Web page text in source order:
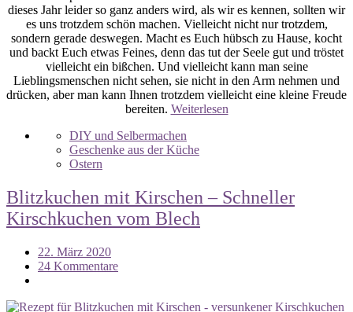
dieses Jahr leider so ganz anders wird, als wir es kennen, sollten wir
es uns trotzdem schön machen. Vielleicht nicht nur trotzdem,
sondern gerade deswegen. Macht es Euch hübsch zu Hause, kocht
und backt Euch etwas Feines, denn das tut der Seele gut und tröstet
vielleicht ein bißchen. Und vielleicht kann man seine
Lieblingsmenschen nicht sehen, sie nicht in den Arm nehmen und
drücken, aber man kann Ihnen trotzdem vielleicht eine kleine Freude
bereiten. Weiterlesen
DIY und Selbermachen
Geschenke aus der Küche
Ostern
Blitzkuchen mit Kirschen – Schneller
Kirschkuchen vom Blech
22. März 2020
24 Kommentare